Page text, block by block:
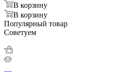
В корзину
В корзину
Популярный товар
Советуем